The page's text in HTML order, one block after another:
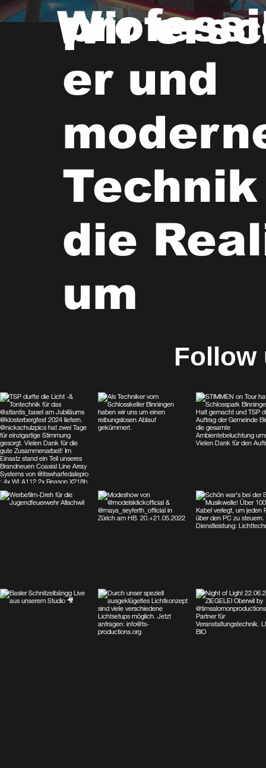
er und
die
um
Wir
Follow